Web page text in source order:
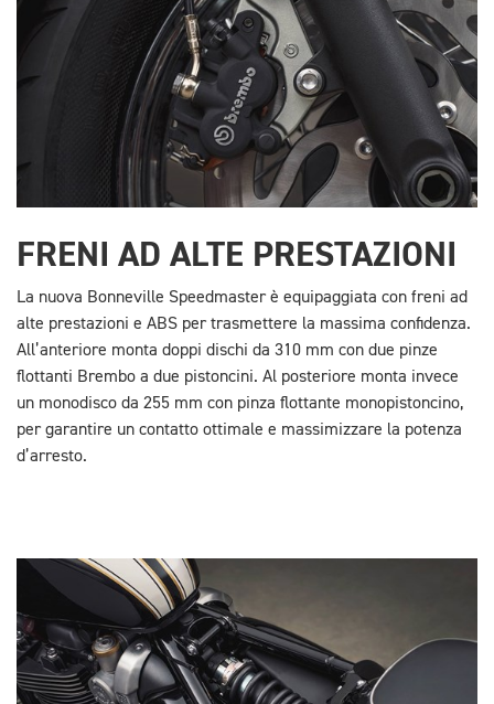
FRENI AD ALTE PRESTAZIONI
La nuova Bonneville Speedmaster è equipaggiata con freni ad
alte prestazioni e ABS per trasmettere la massima confidenza.
All’anteriore monta doppi dischi da 310 mm con due pinze
flottanti Brembo a due pistoncini. Al posteriore monta invece
un monodisco da 255 mm con pinza flottante monopistoncino,
per garantire un contatto ottimale e massimizzare la potenza
d’arresto.